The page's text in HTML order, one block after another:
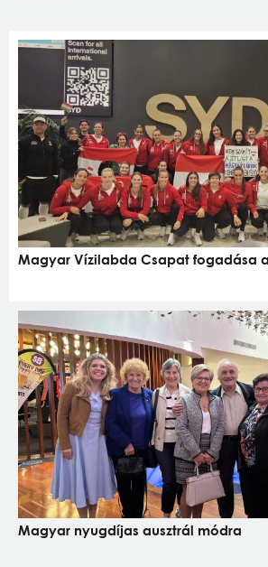
Magyar Vízilabda Csapat fogadása
Magyar nyugdíjas ausztrál módra